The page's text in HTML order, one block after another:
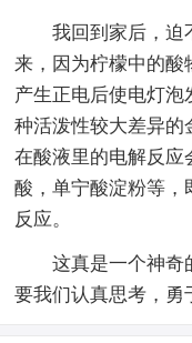
我回到家后，迫
来，因为柠檬中的酸
产生正电后使电灯
种活泼性较大差异的
在酸液里的电解反应
酸，单宁酸淀粉等，
反应。
这真是一个神奇
要我们认真思考，勇